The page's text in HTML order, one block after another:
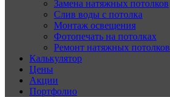
Замена натяжных потолков
Слив воды с потолка
Монтаж освещения
Фотопечать на потолках
Ремонт натяжных потолков
Калькулятор
Цены
Акции
Портфолио